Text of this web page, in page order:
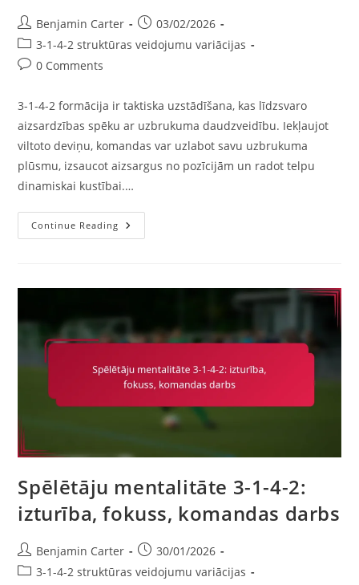
Post
author:
Benjamin Carter
Post
published:
03/02/2026
Post
category:
3-1-4-2 struktūras veidojumu variācijas
Post0 Comments
3-1-4-2 formācija ir taktiska uzstādīšana, kas līdzsvaro
aizsardzības spēku ar uzbrukuma daudzveidību. Iekļaujot
viltoto deviņu, komandas var uzlabot savu uzbrukuma
plūsmu, izsaucot aizsargus no pozīcijām un radot telpu
dinamiskai kustībai.…
Continue Reading 3-
1-
Viltoto
Uzbrukuma
Plūstamība,
Telpas
Radīšana
Spēlētāju mentalitāte 3-1-4-2:
izturība, fokuss, komandas darbs
Post
author:
Benjamin Carter
Post
published:
30/01/2026
Post3-1-4-2 struktūras veidojumu variācijas